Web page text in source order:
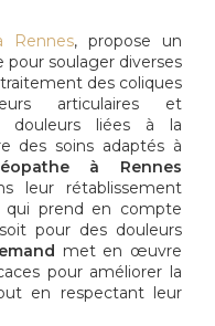
Rennes, propose un
soulager diverses
des coliques
articulaires et
douleurs liées à la
des soins adaptés à
à Rennes
leur rétablissement
qui prend en compte
pour des douleurs
met en œuvre
pour améliorer la
en respectant leur